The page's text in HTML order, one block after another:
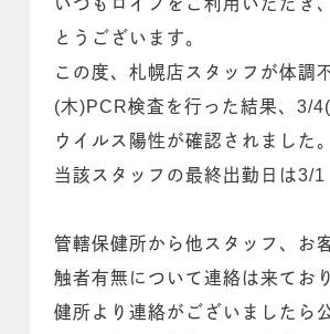
いつもロイブをご利用いただき
とうございます。
この度、札幌店スタッフが体調
(木)PCR検査を行った結果、3/
ウイルス陽性が確認されました。
当該スタッフの最終出勤日は3/1
管轄保健所から他スタッフ、お
触者有無について連絡は来てお
健所より連絡がございましたら